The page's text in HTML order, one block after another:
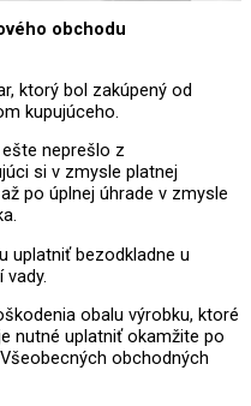
obchodu
ktorý bol zakúpený od
kupujúceho.
neprešlo z
si v zmysle platnej
po úplnej úhrade v zmysle
bezodkladne u
obalu výrobku, ktoré
nutné uplatniť okamžite po
obchodných